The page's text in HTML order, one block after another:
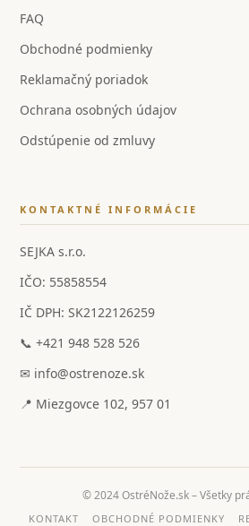
FAQ
Obchodné podmienky
Reklamačný poriadok
Ochrana osobných údajov
Odstúpenie od zmluvy
KONTAKTNÉ INFORMÁCIE
SEJKA s.r.o.
IČO: 55858554
IČ DPH: SK2122126259
📞 +421 948 528 526
✉ info@ostrenoze.sk
📍 Miezgovce 102, 957 01
© 2024 OstréNože.sk – Všetky
KONTAKT OBCHODNÉ PODMIENKY